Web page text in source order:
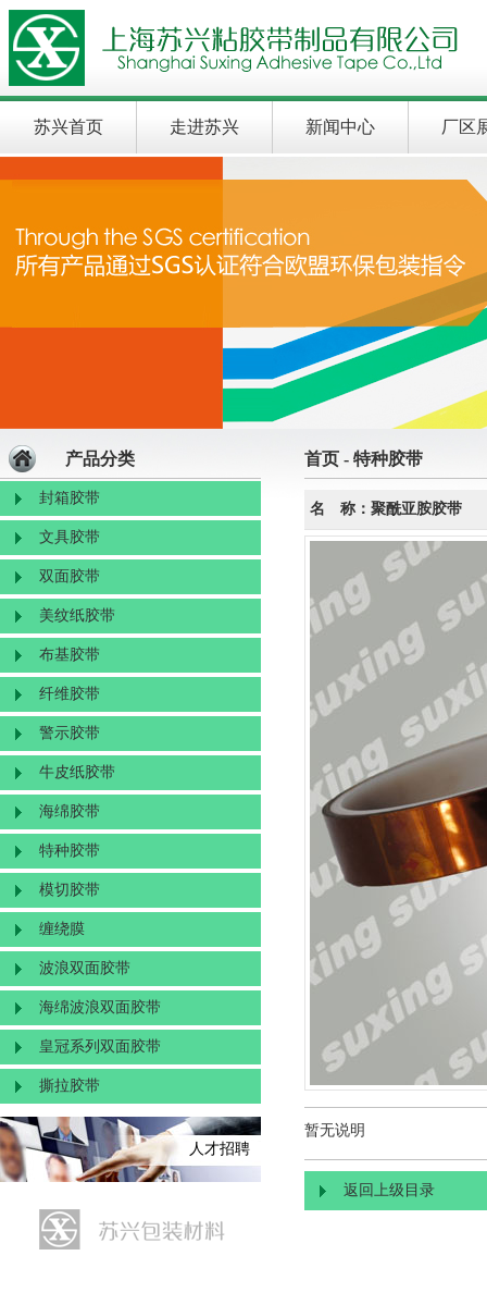
苏兴首页 走进苏兴 新闻中心 厂区
产品分类
封箱胶带
文具胶带
双面胶带
美纹纸胶带
布基胶带
纤维胶带
警示胶带
牛皮纸胶带
海绵胶带
特种胶带
模切胶带
缠绕膜
波浪双面胶带
海绵波浪双面胶带
皇冠系列双面胶带
撕拉胶带
人才招聘
首页 - 特种胶带
名 称：聚酰亚胺胶带
暂无说明
返回上级目录